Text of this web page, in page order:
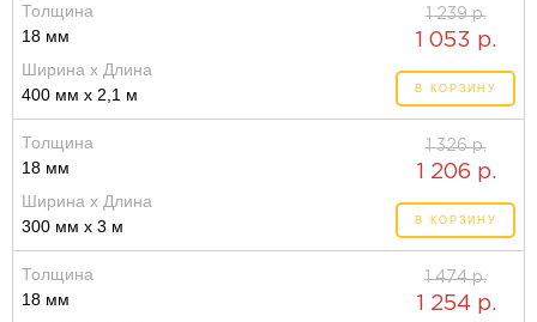
Толщина
18 мм
Ширина x Длина
400 мм x 2,1 м
1 239 р.
1 053 р.
В КОРЗИНУ
Толщина
18 мм
Ширина x Длина
300 мм x 3 м
1 326 р.
1 206 р.
В КОРЗИНУ
Толщина
18 мм
1 474 р.
1 254 р.